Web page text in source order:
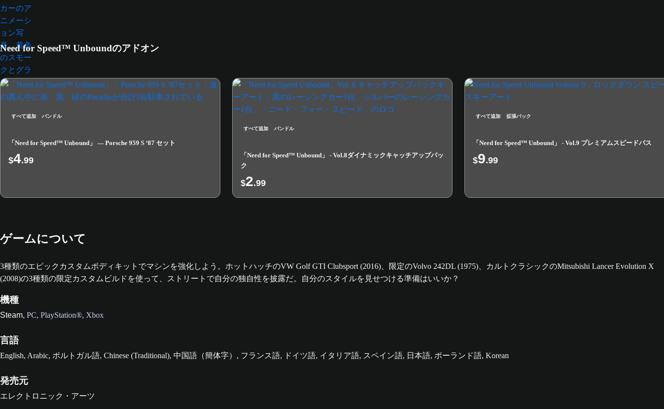
Need for Speed™ Unboundのアドオン
すべて追加 バンドル
「Need for Speed™ Unbound」 — Porsche 959 S ‘87 セット
$4.99
すべて追加 バンドル
「Need for Speed™ Unbound」 - Vol.8ダイナミックキャッチアップパッ
ク
$2.99
すべて追加 拡張パック
「Need for Speed™ Unbound」 - Vol.9 プレミアムスピードパス
$9.99
ゲームについて
3種類のエピックカスタムボディキットでマシンを強化しよう。ホットハッチのVW Golf GTI Clubsport (2016)、限定のVolvo 242DL (1975)、カルトクラシックのMitsubishi Lancer Evolution X
(2008)の3種類の限定カスタムビルドを使って、ストリートで自分の独自性を披露だ。自分のスタイルを見せつける準備はいいか？
機種
Steam, PC, PlayStation®, Xbox
言語
English, Arabic, ポルトガル語, Chinese (Traditional), 中国語（簡体字）, フランス語, ドイツ語, イタリア語, スペイン語, 日本語, ポーランド語, Korean
発売元
エレクトロニック・アーツ